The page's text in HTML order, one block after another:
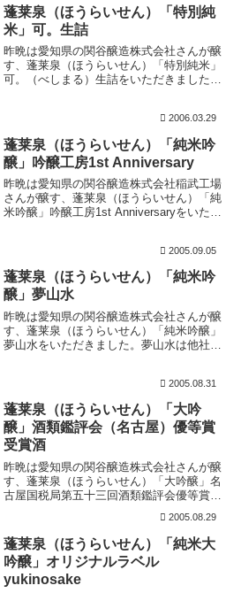
した感じの危...
蓬莱泉（ほうらいせん）「特別純
米」可。生詰
昨晩は愛知県の関谷醸造株式会社さんが醸
す、蓬莱泉（ほうらいせん）「特別純米」
可。（べしまる）生詰をいただきました。
さんの扱いも慎重になるのか？冷蔵庫に入
っている場合が...
2006.03.29
蓬莱泉（ほうらいせん）「純米吟
醸」吟醸工房1st Anniversary
昨晩は愛知県の関谷醸造株式会社稲武工場
さんが醸す、蓬莱泉（ほうらいせん）「純
米吟醸」吟醸工房1st Anniversaryをいただ
香。含むと、酸味、黒糖様の甘味と同...
2005.09.05
蓬莱泉（ほうらいせん）「純米吟
醸」夢山水
昨晩は愛知県の関谷醸造株式会社さんが醸
す、蓬莱泉（ほうらいせん）「純米吟醸」
夢山水をいただきました。夢山水は他社が
たため、愛知県限定商品なのだそうで
す。 上立ち香は...
2005.08.31
蓬莱泉（ほうらいせん）「大吟
醸」酒類鑑評会（名古屋）優等賞
受賞酒
昨晩は愛知県の関谷醸造株式会社さんが醸
す、蓬莱泉（ほうらいせん）「大吟醸」名
古屋国税局第五十三回酒類鑑評会優等賞受
場）で行われたイベントの景品で、非売品
です。 上立ち香は華やかに果実香。含む
とさらにぱっ...
2005.08.29
蓬莱泉（ほうらいせん）「純米大
吟醸」オリジナルラベル
yukinosake